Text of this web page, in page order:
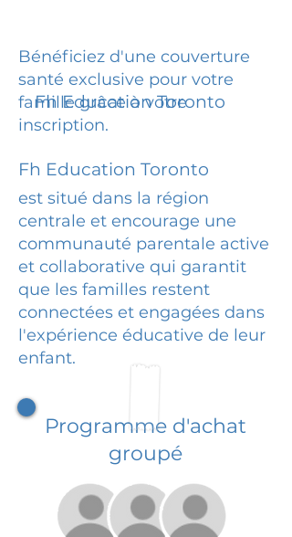
Bénéficiez d'une couverture
santé exclusive pour votre
famille grâce à votre
inscription.
Fh Education Toronto
Fh Education Toronto
est situé dans la région
centrale et encourage une
communauté parentale active
et collaborative qui garantit
que les familles restent
connectées et engagées dans
l'expérience éducative de leur
enfant.
Programme d'achat
groupé